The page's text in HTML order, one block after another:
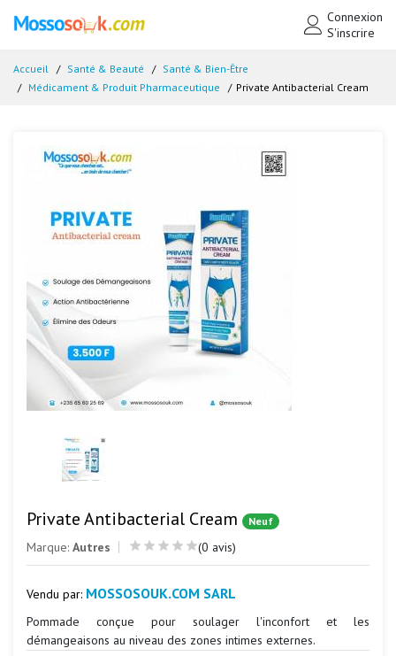
Connexion
S'inscrire
Accueil Santé & Beauté
Santé & Bien-Être
Médicament & Produit Pharmaceutique
Private Antibacterial Cream
Private Antibacterial Cream Neuf
Marque: Autres (0 avis)
Vendu par: MOSSOSOUK.COM SARL
Pommade conçue pour soulager l'inconfort et les
démangeaisons au niveau des zones intimes externes.